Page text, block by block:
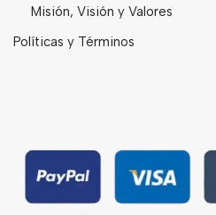
Misión, Visión y Valores
Políticas y Términos